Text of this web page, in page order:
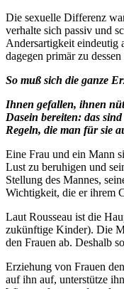
Die sexuelle Differenz
verhalte sich passiv und
Andersartigkeit eindeutig
dagegen primär zu dessen
So muß sich die ganze
Ihnen gefallen, ihnen
Dasein bereiten: das
Regeln, die man für sie
Eine Frau und ein Mann
Lust zu beruhigen und
Stellung des Mannes,
Wichtigkeit, die er ihrem
Laut Rousseau ist die
zukünftige Kinder). Die
den Frauen ab. Deshalb
Erziehung von Frauen
auf ihn auf, unterstütze